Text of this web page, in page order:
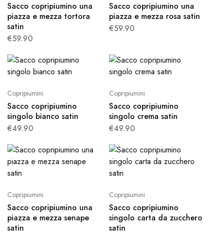
Sacco copripiumino una
piazza e mezza tortora
satin
€59.90
Sacco copripiumino una
piazza e mezza rosa satin
€59.90
Copripiumini
Sacco copripiumino
singolo bianco satin
€49.90
Copripiumini
Sacco copripiumino
singolo crema satin
€49.90
Copripiumini
Sacco copripiumino una
piazza e mezza senape
satin
Copripiumini
Sacco copripiumino
singolo carta da zucchero
satin